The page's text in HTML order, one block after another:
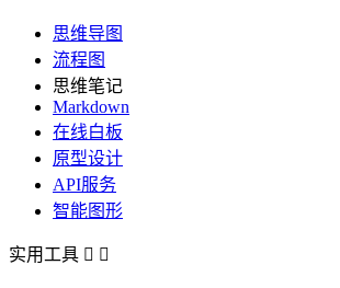
思维导图
流程图
思维笔记
Markdown
在线白板
原型设计
API服务
智能图形
实用工具  